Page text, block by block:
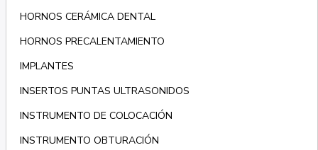
HORNOS CERÁMICA DENTAL
HORNOS PRECALENTAMIENTO
IMPLANTES
INSERTOS PUNTAS ULTRASONIDOS
INSTRUMENTO DE COLOCACIÓN
INSTRUMENTO OBTURACIÓN